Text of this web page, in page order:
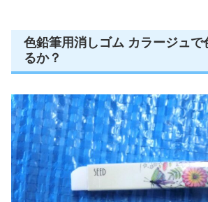
色鉛筆用消しゴム カラージュで
るか？